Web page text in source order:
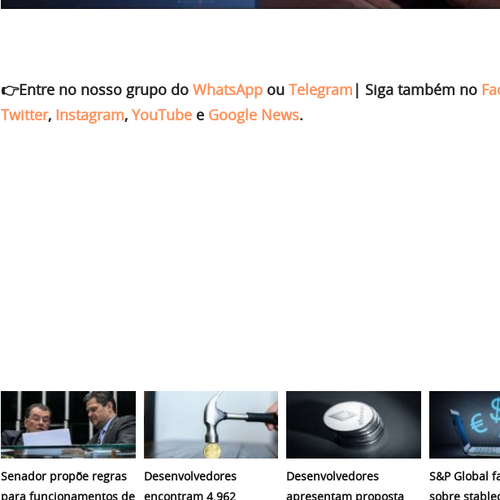
👉Entre no nosso grupo do WhatsApp ou Telegram | Siga também no
Twitter, Instagram, YouTube e Google News.
Senador propõe regras
para funcionamentos de
Desenvolvedores
encontram 4.962
Desenvolvedores
apresentam proposta
S&P Global
sobre